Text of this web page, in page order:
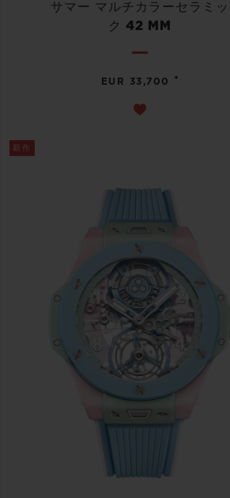
サマー マルチカラーセラミッ
ク 42 MM
EUR 33,700 •
新作